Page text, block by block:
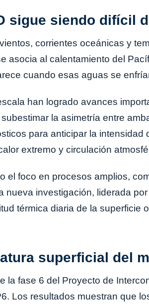
sigue siendo difícil
corrientes oceánicas y
asocia al calentamiento del
cuando esas aguas se
han logrado avances
la asimetría entre
para anticipar la intensidad
extremo y circulación
el foco en procesos amplios,
nueva investigación, liderada
térmica diaria de la superficie
superficial del
la fase 6 del Proyecto de
Los resultados muestran que